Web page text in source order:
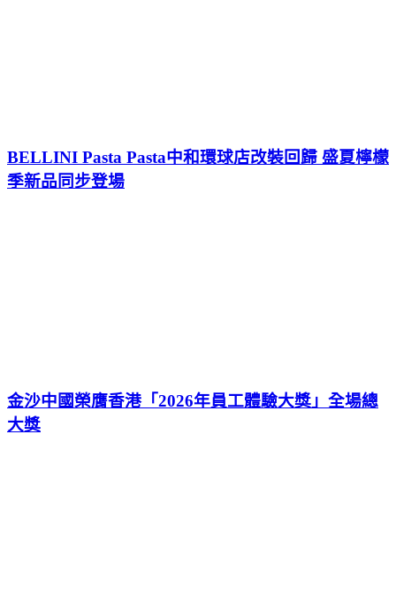
BELLINI Pasta Pasta中和環球店改裝回歸 盛夏檸檬
季新品同步登場
金沙中國榮膺香港「2026年員工體驗大獎」全場總
大獎